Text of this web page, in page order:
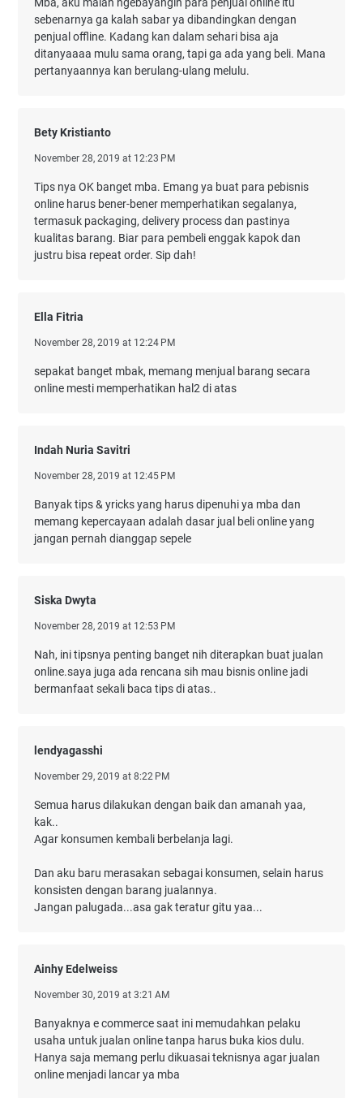
Mba, aku malah ngebayangin para penjual online itu
sebenarnya ga kalah sabar ya dibandingkan dengan
penjual offline. Kadang kan dalam sehari bisa aja
ditanyaaaa mulu sama orang, tapi ga ada yang beli. Mana
pertanyaannya kan berulang-ulang melulu.
Bety Kristianto
November 28, 2019 at 12:23 PM
Tips nya OK banget mba. Emang ya buat para pebisnis
online harus bener-bener memperhatikan segalanya,
termasuk packaging, delivery process dan pastinya
kualitas barang. Biar para pembeli enggak kapok dan
justru bisa repeat order. Sip dah!
Ella Fitria
November 28, 2019 at 12:24 PM
sepakat banget mbak, memang menjual barang secara
online mesti memperhatikan hal2 di atas
Indah Nuria Savitri
November 28, 2019 at 12:45 PM
Banyak tips & yricks yang harus dipenuhi ya mba dan
memang kepercayaan adalah dasar jual beli online yang
jangan pernah dianggap sepele
Siska Dwyta
November 28, 2019 at 12:53 PM
Nah, ini tipsnya penting banget nih diterapkan buat jualan
online.saya juga ada rencana sih mau bisnis online jadi
bermanfaat sekali baca tips di atas..
lendyagasshi
November 29, 2019 at 8:22 PM
Semua harus dilakukan dengan baik dan amanah yaa,
kak..
Agar konsumen kembali berbelanja lagi.
Dan aku baru merasakan sebagai konsumen, selain harus
konsisten dengan barang jualannya.
Jangan palugada...asa gak teratur gitu yaa...
Ainhy Edelweiss
November 30, 2019 at 3:21 AM
Banyaknya e commerce saat ini memudahkan pelaku
usaha untuk jualan online tanpa harus buka kios dulu.
Hanya saja memang perlu dikuasai teknisnya agar jualan
online menjadi lancar ya mba